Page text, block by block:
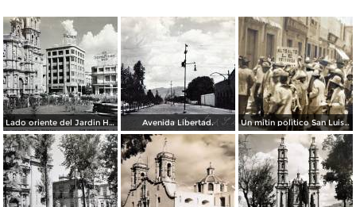
Lado oriente del Jardin Hidalgo. ( Circulada el 12 de Julio de 1957 ). Avenida Libertad. Un mitin politico San Luis Potosí 8 de Mayo de 1921